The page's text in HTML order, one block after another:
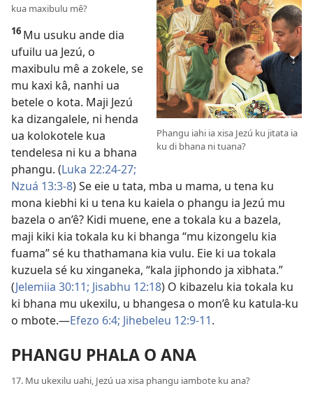
Phangu iahi ia xisa Jezú ku jitata ia
ku di bhana ni tuana?
kua maxibulu mê?
16 Mu usuku ande dia
ufuilu ua Jezú, o
maxibulu mê a zokele, se
mu kaxi kâ, nanhi ua
betele o kota. Maji Jezú
ka dizangalele, ni henda
ua kolokotele kua
tendelesa ni ku a bhana
phangu. (Luka 22:24-27;
Nzuá 13:3-8) Se eie u tata, mba u mama, u tena ku
mona kiebhi ki u tena ku kaiela o phangu ia Jezú mu
bazela o an’ê? Kidi muene, ene a tokala ku a bazela,
maji kiki kia tokala ku ki bhanga “mu kizongelu kia
fuama” sé ku thathamana kia vulu. Eie ki ua tokala
kuzuela sé ku xinganeka, “kala jiphondo ja xibhata.”
(Jelemiia 30:11; Jisabhu 12:18) O kibazelu kia tokala ku
ki bhana mu ukexilu, u bhangesa o mon’ê ku katula-ku
o mbote.—Efezo 6:4; Jihebeleu 12:9-11.
PHANGU PHALA O ANA
17. Mu ukexilu uahi, Jezú ua xisa phangu iambote ku ana?